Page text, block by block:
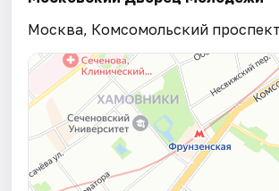
Москва, Комсомольский